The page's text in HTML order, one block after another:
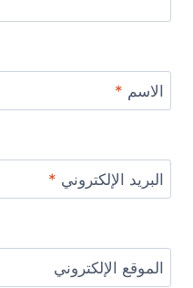
الاسم *
البريد الإلكتروني *
الموقع الإلكتروني